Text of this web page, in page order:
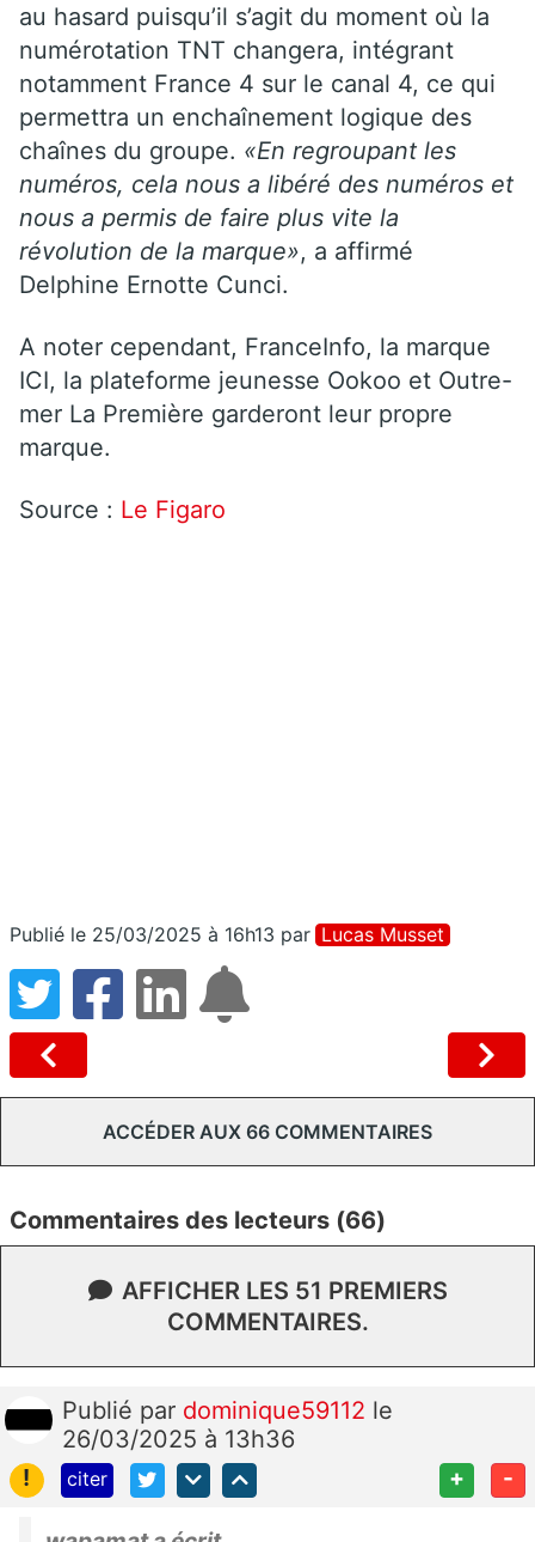
au hasard puisqu’il s’agit du moment où la
numérotation TNT changera, intégrant
notamment France 4 sur le canal 4, ce qui
permettra un enchaînement logique des
chaînes du groupe. «En regroupant les
numéros, cela nous a libéré des numéros et
nous a permis de faire plus vite la
révolution de la marque», a affirmé
Delphine Ernotte Cunci.
A noter cependant, FranceInfo, la marque
ICI, la plateforme jeunesse Ookoo et Outre-
mer La Première garderont leur propre
marque.
Source : Le Figaro
Publié le 25/03/2025 à 16h13 par Lucas Musset
ACCÉDER AUX 66 COMMENTAIRES
Commentaires des lecteurs (66)
AFFICHER LES 51 PREMIERS
COMMENTAIRES.
Publié par dominique59112 le
26/03/2025 à 13h36
!
citer + -